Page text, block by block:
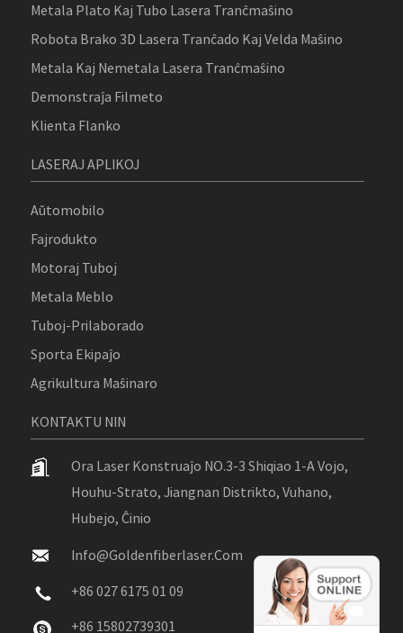
Metala Plato Kaj Tubo Lasera Tranĉmaŝino
Robota Brako 3D Lasera Tranĉado Kaj Velda Maŝino
Metala Kaj Nemetala Lasera Tranĉmaŝino
Demonstraĵa Filmeto
Klienta Flanko
LASERAJ APLIKOJ
Aŭtomobilo
Fajrodukto
Motoraj Tuboj
Metala Meblo
Tuboj-Prilaborado
Sporta Ekipaĵo
Agrikultura Maŝinaro
KONTAKTU NIN
Ora Laser Konstruaĵo NO.3-3 Shiqiao 1-A Vojo,
Houhu-Strato, Jiangnan Distrikto, Vuhano,
Hubejo, Ĉinio
Info@goldenfiberlaser.com
+86 027 6175 01 09
+86 15802739301